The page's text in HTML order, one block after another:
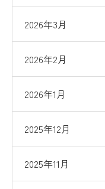
2026年3月
2026年2月
2026年1月
2025年12月
2025年11月